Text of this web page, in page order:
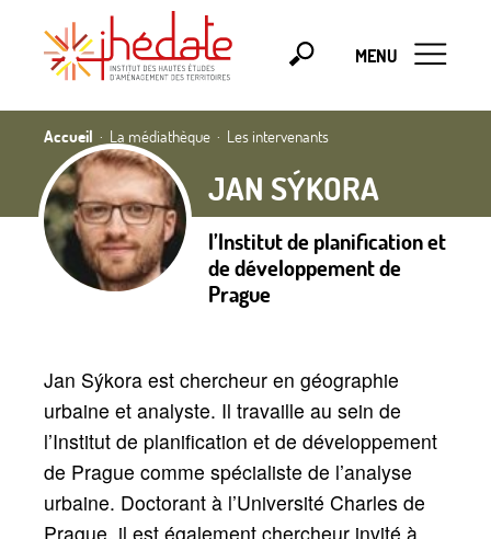
MENU
Accueil La médiathèque Les intervenants
JAN SÝKORA
l’Institut de planification et
de développement de
Prague
Jan Sýkora est chercheur en géographie
urbaine et analyste. Il travaille au sein de
l’Institut de planification et de développement
de Prague comme spécialiste de l’analyse
urbaine. Doctorant à l’Université Charles de
Prague, il est également chercheur invité à